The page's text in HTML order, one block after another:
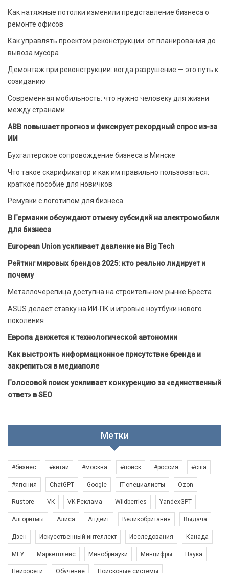
Как натяжные потолки изменили представление бизнеса о
ремонте офисов
Как управлять проектом реконструкции: от планирования до
вывоза мусора
Демонтаж при реконструкции: когда разрушение — это путь к
созиданию
Современная мобильность: что нужно человеку для жизни
между странами
ABB повышает прогноз и фиксирует рекордный спрос из-за
ИИ
Бухгалтерское сопровождение бизнеса в Минске
Что такое скарификатор и как им правильно пользоваться:
краткое пособие для новичков
Ремувки с логотипом для бизнеса
В Германии обсуждают отмену субсидий на электромобили
для бизнеса
European Union усиливает давление на Big Tech
Рейтинг мировых брендов 2025: кто реально лидирует и
почему
Металлочерепица доступна на строительном рынке Бреста
ASUS делает ставку на ИИ-ПК и игровые ноутбуки нового
поколения
Европа движется к технологической автономии
Как выстроить информационное присутствие бренда и
закрепиться в медиаполе
Голосовой поиск усиливает конкуренцию за «единственный
ответ» в SEO
Метки
#бизнес #китай #москва #поиск #россия #сша
#япония ChatGPT Google IT-специалисты Ozon
Rustore VK VK Реклама Wildberries YandexGPT
Алгоритмы Алиса Апдейт Великобритания Выдача
Дзен Искусственный интеллект Исследования Канада
МГУ Маркетплейс Минобрнауки Минцифры Наука
Нейросети Обучение Поисковые системы